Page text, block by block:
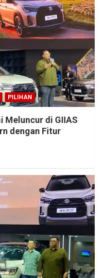
PILIHAN
Meluncur di GIIAS
dengan Fitur